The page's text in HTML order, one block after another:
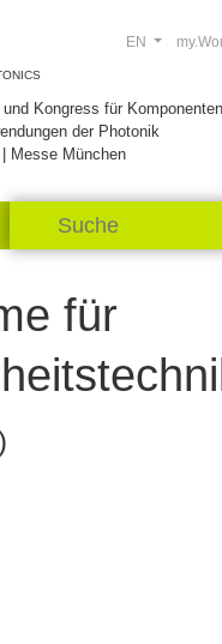
Kongress für
der Photonik
Messe München
EN
für